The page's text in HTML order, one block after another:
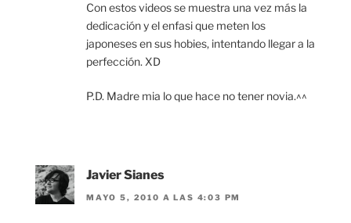
Con estos videos se muestra una vez más la
dedicación y el enfasi que meten los
japoneses en sus hobies, intentando llegar a la
perfección. XD
P.D. Madre mia lo que hace no tener novia.^^
Javier Sianes
MAYO 5, 2010 A LAS 4:03 PM